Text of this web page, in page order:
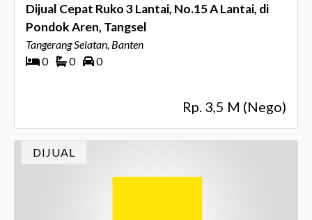
Dijual Cepat Ruko 3 Lantai, No.15 A Lantai, di
Pondok Aren, Tangsel
Tangerang Selatan, Banten
0
0 0
Rp. 3,5 M (Nego)
DIJUAL